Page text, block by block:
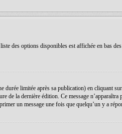
des options disponibles est affichée en bas
durée limitée après sa publication) en cliquant
de la dernière édition. Ce message
un message une fois que quelqu’un y a